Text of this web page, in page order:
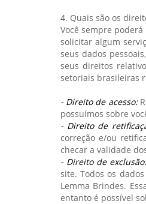
4. Quais são os
Você sempre
solicitar algum
seus dados
seus direitos
setoriais brasileiras
- Direito de acesso:
possuímos sobre
- Direito de
correção e/ou
checar a validade
- Direito de
site. Todos os
Lemma Brindes.
entanto é possível